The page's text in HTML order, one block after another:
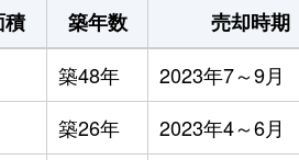
積 築年数
売却時期
築48年
2023年7～9月
築26年
2023年4～6月